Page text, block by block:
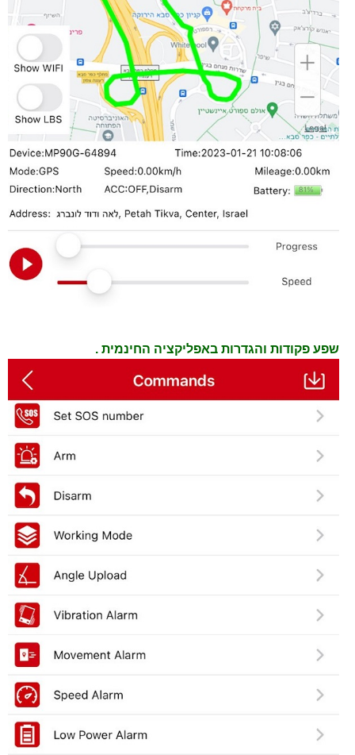
שפע פקודות והגדרות באפליקציה החינמית .